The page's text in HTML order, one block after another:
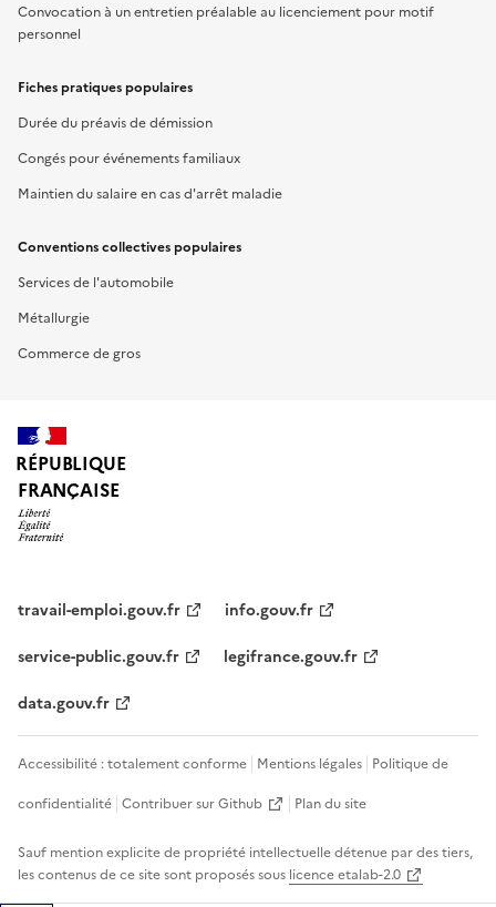
Convocation à un entretien préalable au licenciement pour motif
personnel
Fiches pratiques populaires
Durée du préavis de démission
Congés pour événements familiaux
Maintien du salaire en cas d'arrêt maladie
Conventions collectives populaires
Services de l'automobile
Métallurgie
Commerce de gros
RÉPUBLIQUE
FRANÇAISE
travail-emploi.gouv.fr
info.gouv.fr
service-public.gouv.fr
legifrance.gouv.fr
data.gouv.fr
Accessibilité : totalement conforme Mentions légales Politique de
confidentialité Contribuer sur Github Plan du site
Sauf mention explicite de propriété intellectuelle détenue par des tiers,
les contenus de ce site sont proposés sous licence etalab-2.0